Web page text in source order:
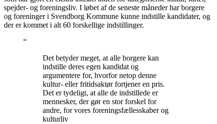
spejder- og foreningsliv. I løbet af de seneste måneder har borgere
og foreninger i Svendborg Kommune kunne indstille kandidater, og
der er kommet i alt 60 forskellige indstillinger.
“
Det betyder meget, at alle borgere kan
indstille deres egen kandidat og
argumentere for, hvorfor netop denne
kultur- eller fritidsaktør fortjener en pris.
Det er tydeligt, at alle de indstillede er
mennesker, der gør en stor forskel for
andre, for vores foreningsfællesskaber og
kulturliv